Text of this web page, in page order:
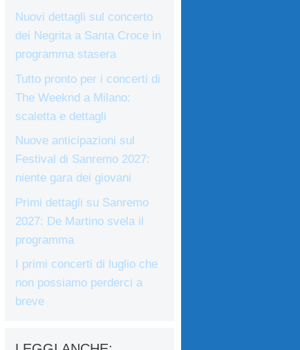
Nuovi dettagli sul concerto
dei Negrita a Santa Croce in
programma stasera
Tutto pronto per i concerti di
The Weeknd a Milano:
scaletta e dettagli
Nuove anticipazioni sul
Festival di Sanremo 2027:
niente gara dei giovani
Primi dettagli su Sanremo
2027: De Martino svela il
programma
I primi concerti di luglio che
non possiamo perderci a
breve